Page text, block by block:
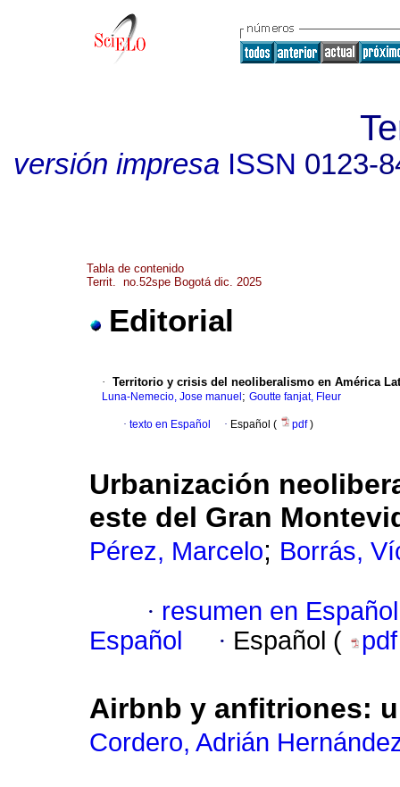
versión impresaISSN 0123-
Tabla de contenido
Territ. no.52spe Bogotá dic. 2025
Editorial
· Territorio y crisis del neoliberalismo en América
Luna-Nemecio, Jose manuel ; Goutte fanjat, Fleur
· texto en Español · Español ( pdf)
Urbanización
este del Gran
Pérez, Marcelo; Borrás,
· resumen en Español
Español
· Español (
Airbnb y anfitriones:
Cordero, Adrián